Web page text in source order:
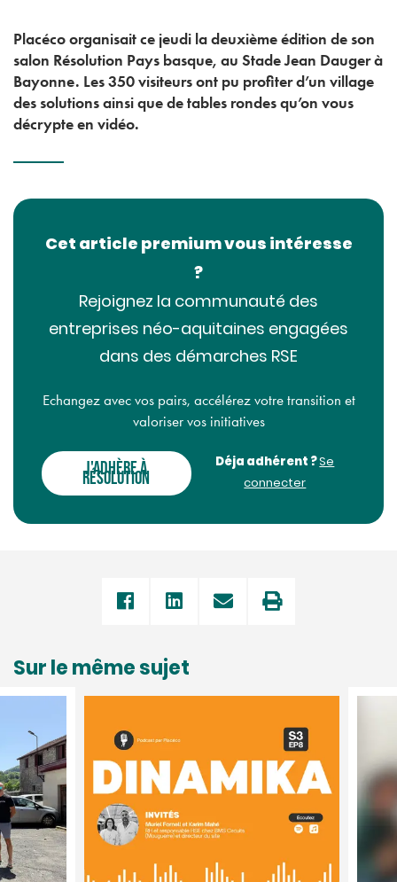
Placéco organisait ce jeudi la deuxième édition de son
salon Résolution Pays basque, au Stade Jean Dauger à
Bayonne. Les 350 visiteurs ont pu profiter d’un village
des solutions ainsi que de tables rondes qu’on vous
décrypte en vidéo.
Cet article premium vous intéresse
?
Rejoignez la communauté des
entreprises néo-aquitaines engagées
dans des démarches RSE
Echangez avec vos pairs, accélérez votre transition et
valoriser vos initiatives
J'ADHÈRE À
RÉSOLUTION
Déja adhérent ?Se
connecter
Sur le même sujet